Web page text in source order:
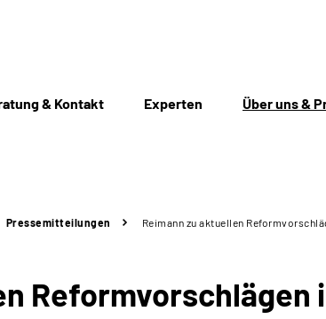
& Kontakt Experten Über uns &
Pressemitteilungen Reimann zu aktuellen